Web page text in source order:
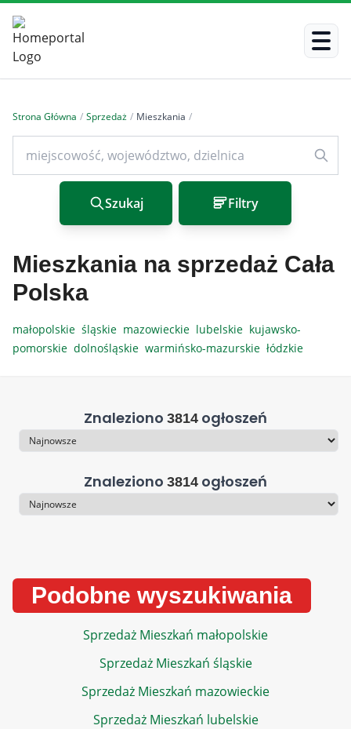
Strona Główna / Sprzedaż / Mieszkania /
Szukaj Filtry
Mieszkania na sprzedaż Cała
Polska
małopolskie śląskie mazowieckie lubelskie kujawsko-
pomorskie dolnośląskie warmińsko-mazurskie łódzkie
Znaleziono 3814 ogłoszeń
Sortowanie
Znaleziono 3814 ogłoszeń
Sortowanie
Podobne wyszukiwania
Sprzedaż Mieszkań małopolskie
Sprzedaż Mieszkań śląskie
Sprzedaż Mieszkań mazowieckie
Sprzedaż Mieszkań lubelskie